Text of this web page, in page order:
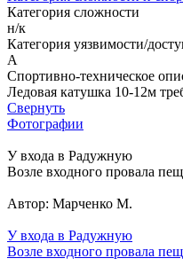
Категория сложности
н/к
Категория уязвимости/
A
Спортивно-техническое
Ледовая катушка 10-12м
Свернуть
Фотографии
У входа в Радужную
Возле входного провала
Автор: Марченко М.
У входа в Радужную
Возле входного провала